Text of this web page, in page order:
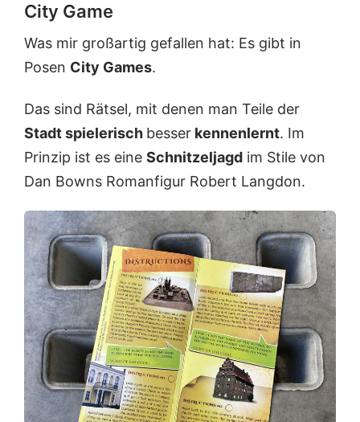
City Game
Was mir großartig gefallen hat: Es gibt in
Posen City Games.
Das sind Rätsel, mit denen man Teile der
Stadt spielerisch besser kennenlernt. Im
Prinzip ist es eine Schnitzeljagd im Stile von
Dan Bowns Romanfigur Robert Langdon.